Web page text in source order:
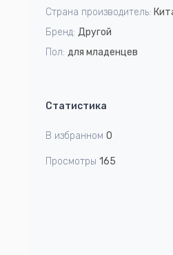
Страна производитель:
Бренд: Другой
Пол: для младенцев
Статистика
В избранном 0
Просмотры 165